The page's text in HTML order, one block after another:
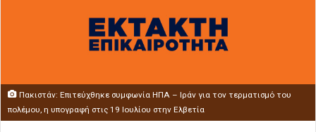
Πακιστάν: Επιτεύχθηκε συμφωνία ΗΠΑ – Ιράν για τον τερματισμό του
πολέμου, η υπογραφή στις 19 Ιουλίου στην Ελβετία